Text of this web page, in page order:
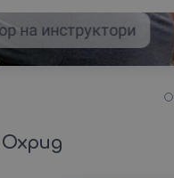
на инструктори